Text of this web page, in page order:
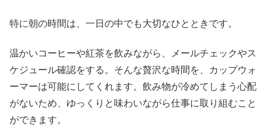
特に朝の時間は、一日の中でも大切なひとときです。
温かいコーヒーや紅茶を飲みながら、メールチェックやス
ケジュール確認をする。そんな贅沢な時間を、カップウォ
ーマーは可能にしてくれます。飲み物が冷めてしまう心配
がないため、ゆっくりと味わいながら仕事に取り組むこと
ができます。